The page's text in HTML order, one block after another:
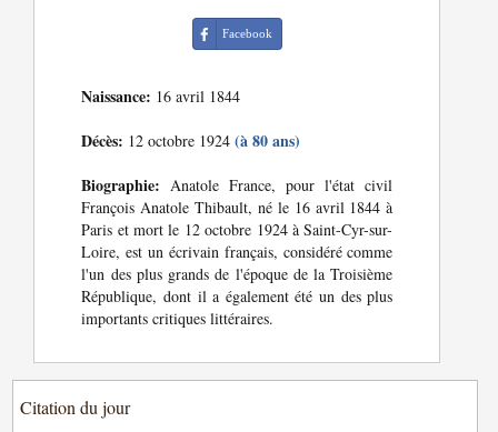
Facebook
Naissance: 16 avril 1844
Décès: 12 octobre 1924(à 80 ans)
Biographie: Anatole France, pour l'état civil
François Anatole Thibault, né le 16 avril 1844 à
Paris et mort le 12 octobre 1924 à Saint-Cyr-sur-
Loire, est un écrivain français, considéré comme
l'un des plus grands de l'époque de la Troisième
République, dont il a également été un des plus
importants critiques littéraires.
Citation du jour